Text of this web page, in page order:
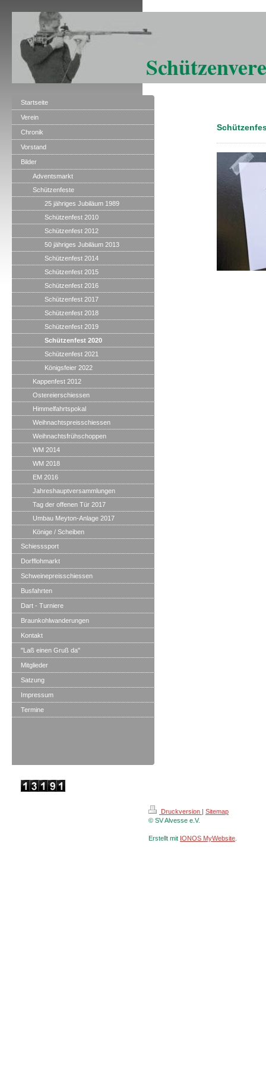
Startseite
Verein
Chronik
Vorstand
Bilder
Adventsmarkt
Schützenfeste
25 jähriges Jubiläum 1989
Schützenfest 2010
Schützenfest 2012
50 jähriges Jubiläum 2013
Schützenfest 2014
Schützenfest 2015
Schützenfest 2016
Schützenfest 2017
Schützenfest 2018
Schützenfest 2019
Schützenfest 2020
Schützenfest 2021
Königsfeier 2022
Kappenfest 2012
Ostereierschiessen
Himmelfahrtspokal
Weihnachtspreisschiessen
Weihnachtsfrühschoppen
WM 2014
WM 2018
EM 2016
Jahreshauptversammlungen
Tag der offenen Tür 2017
Umbau Meyton-Anlage 2017
Könige / Scheiben
Schiesssport
Dorfflohmarkt
Schweinepreisschiessen
Busfahrten
Dart - Turniere
Braunkohlwanderungen
Kontakt
"Laß einen Gruß da"
Mitglieder
Satzung
Impressum
Termine
Druckversion | Sitemap
© SV Alvesse e.V.
Erstellt mit IONOS MyWebsite